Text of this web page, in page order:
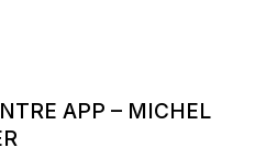
APP – MICHEL